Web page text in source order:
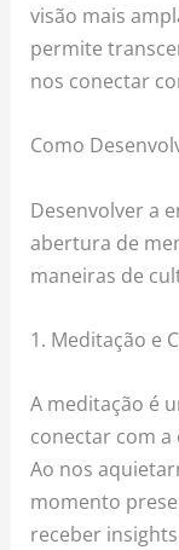
visão mais
permite
nos conectar
Como
Desenvolver a
abertura de
maneiras de
1. Meditação e
A meditação é
conectar com a
Ao nos
momento
receber